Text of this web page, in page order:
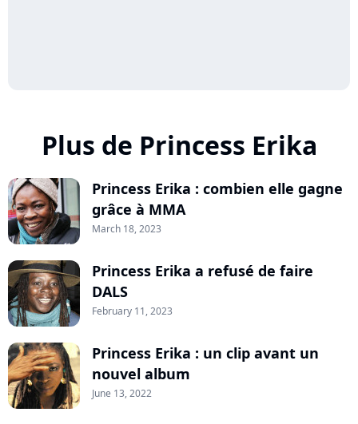
Plus de Princess Erika
Princess Erika : combien elle gagne
grâce à MMA
March 18, 2023
Princess Erika a refusé de faire
DALS
February 11, 2023
Princess Erika : un clip avant un
nouvel album
June 13, 2022